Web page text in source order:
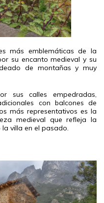
más emblemáticas de la
su encanto medieval y su
de montañas y muy
sus calles empedradas,
con balcones de
más representativos es la
medieval que refleja la
villa en el pasado.